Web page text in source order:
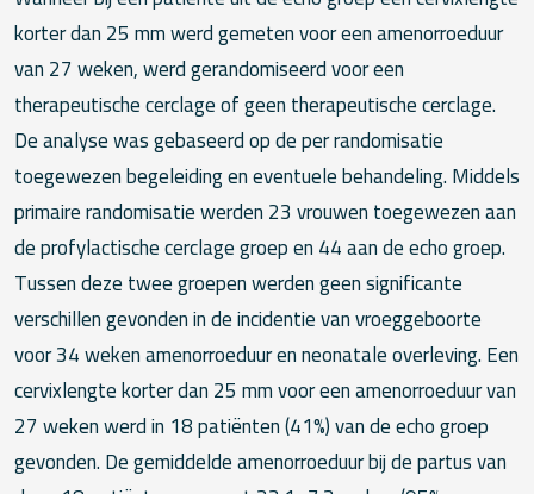
korter dan 25 mm werd gemeten voor een amenorroeduur
van 27 weken, werd gerandomiseerd voor een
therapeutische cerclage of geen therapeutische cerclage.
De analyse was gebaseerd op de per randomisatie
toegewezen begeleiding en eventuele behandeling. Middels
primaire randomisatie werden 23 vrouwen toegewezen aan
de profylactische cerclage groep en 44 aan de echo groep.
Tussen deze twee groepen werden geen significante
verschillen gevonden in de incidentie van vroeggeboorte
voor 34 weken amenorroeduur en neonatale overleving. Een
cervixlengte korter dan 25 mm voor een amenorroeduur van
27 weken werd in 18 patiënten (41%) van de echo groep
gevonden. De gemiddelde amenorroeduur bij de partus van